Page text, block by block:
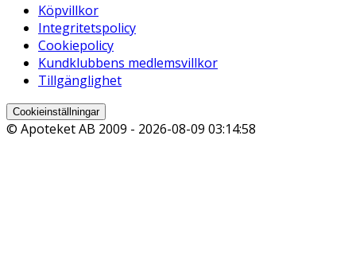
Köpvillkor
Integritetspolicy
Cookiepolicy
Kundklubbens medlemsvillkor
Tillgänglighet
Cookieinställningar
© Apoteket AB 2009 - 2026-08-09 03:14:58